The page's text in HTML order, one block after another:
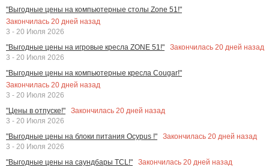
"Выгодные цены на компьютерные столы Zone 51!"
Закончилась 20 дней назад
3 - 20 Июля 2026
"Выгодные цены на игровые кресла ZONE 51!"
Закончилась 20 дней назад
3 - 20 Июля 2026
"Выгодные цены на компьютерные кресла Cougar!"
Закончилась 20 дней назад
3 - 20 Июля 2026
"Цены в отпуске!"
Закончилась 20 дней назад
3 - 20 Июля 2026
"Выгодные цены на блоки питания Ocypus !"
Закончилась 20 дней назад
3 - 20 Июля 2026
"Выгодные цены на саундбары TCL!"
Закончилась 20 дней назад